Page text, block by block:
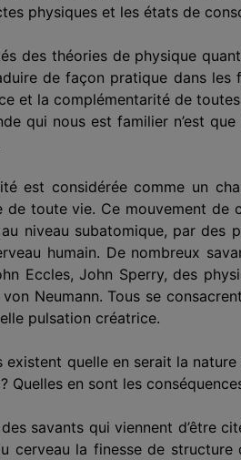
physiques et les états de
des théories de physique
de façon pratique dans
et la complémentarité de
qui nous est familier n’est
est considérée comme un
de toute vie. Ce mouvement
niveau subatomique, par des
humain. De nombreux
Eccles, John Sperry, des
von Neumann. Tous se
pulsation créatrice.
existent quelle en serait la
Quelles en sont les
savants qui viennent d’être
cerveau la finesse de structure